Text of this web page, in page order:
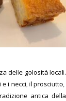
delle golosità locali.
i necci, il prosciutto,
antica della